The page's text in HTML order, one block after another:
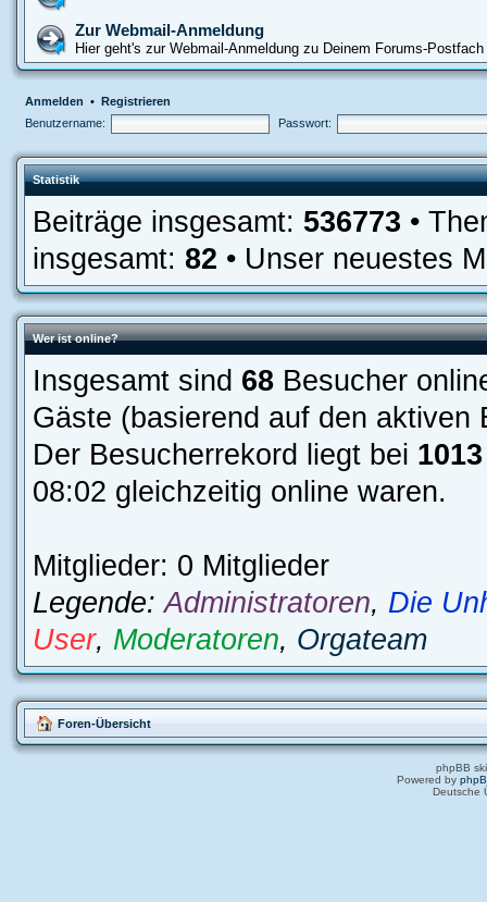
Zur Webmail-Anmeldung
Hier geht's zur Webmail-Anmeldung zu Deinem Forums-Postfach
Anmelden • Registrieren
Benutzername:
Passwort:
Statistik
Beiträge insgesamt: 536773 •
insgesamt: 82 • Unser neuestes
Wer ist online?
Insgesamt sind 68Besucher
Gäste (basierend auf den aktiven
Der Besucherrekord liegt bei 1013
08:02 gleichzeitig online waren.
Mitglieder: 0 Mitglieder
Legende:Administratoren, Die
User, Moderatoren, Orgateam
Foren-Übersicht
phpBB
Powered by
Deutsche